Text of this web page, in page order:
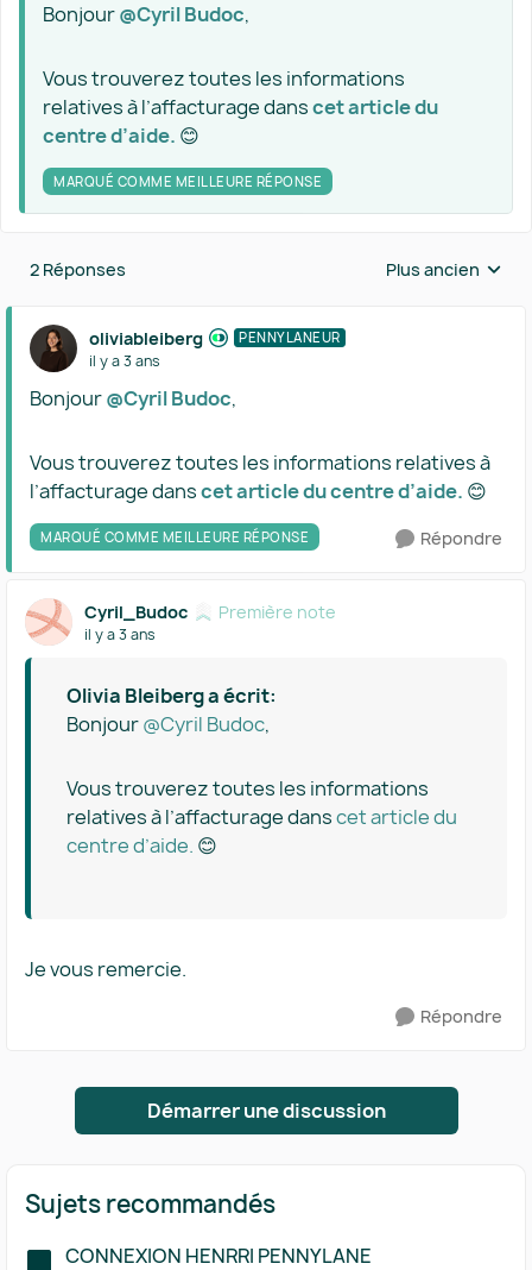
Bonjour@Cyril Budoc,
Vous trouverez toutes les informations
relatives à l’affacturage danscet article du
centre d’aide. 😊
MARQUÉ COMME MEILLEURE RÉPONSE
2 Réponses Réponses triées
Plus ancien
oliviableiberg PENNYLANEUR
il y a 3 ans
Bonjour@Cyril Budoc,
Vous trouverez toutes les informations relatives à
l’affacturage danscet article du centre d’aide. 😊
MARQUÉ COMME MEILLEURE RÉPONSE Répondre
Cyril_Budoc Première note
il y a 3 ans
Olivia Bleiberg a écrit:
Bonjour@Cyril Budoc,
Vous trouverez toutes les informations
relatives à l’affacturage danscet article du
centre d’aide. 😊
Je vous remercie.
Répondre
Démarrer une discussion
Sujets recommandés
CONNEXION HENRRI PENNYLANE